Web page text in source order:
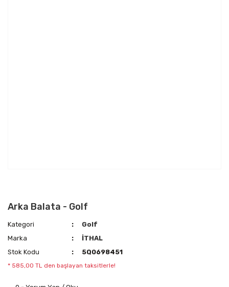
Arka Balata - Golf
Kategori
Golf
Marka
İTHAL
Stok Kodu
5Q0698451
* 585,00 TL den başlayan taksitlerle!